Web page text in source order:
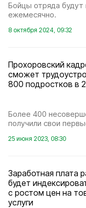
Бойцы отряда будут
ежемесячно.
8 октября 2024, 09:32
Прохоровский
сможет
800 подростков в
Более 400
получили свои
25 июня 2023, 08:30
Заработная плата
будет
с ростом цен на
услуги